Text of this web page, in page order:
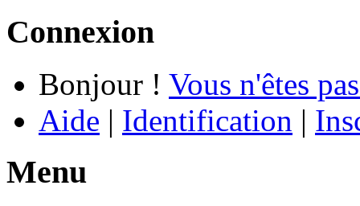
Connexion
Bonjour ! Vous n'êtes
Aide | Identification |
Menu